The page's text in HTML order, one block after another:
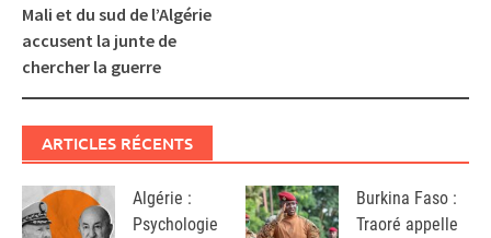
Mali et du sud de l’Algérie
accusent la junte de
chercher la guerre
ARTICLES RÉCENTS
Algérie :
Psychologie
Burkina Faso :
Traoré appelle